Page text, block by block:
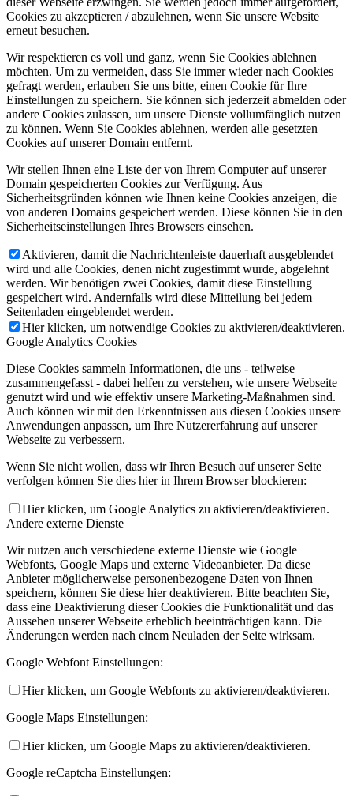
Cookies zu akzeptieren / abzulehnen, wenn Sie unsere Website
erneut besuchen.
Wir respektieren es voll und ganz, wenn Sie Cookies ablehnen
möchten. Um zu vermeiden, dass Sie immer wieder nach Cookies
gefragt werden, erlauben Sie uns bitte, einen Cookie für Ihre
Einstellungen zu speichern. Sie können sich jederzeit abmelden oder
andere Cookies zulassen, um unsere Dienste vollumfänglich nutzen
zu können. Wenn Sie Cookies ablehnen, werden alle gesetzten
Cookies auf unserer Domain entfernt.
Wir stellen Ihnen eine Liste der von Ihrem Computer auf unserer
Domain gespeicherten Cookies zur Verfügung. Aus
Sicherheitsgründen können wie Ihnen keine Cookies anzeigen, die
von anderen Domains gespeichert werden. Diese können Sie in den
Sicherheitseinstellungen Ihres Browsers einsehen.
Aktivieren, damit die Nachrichtenleiste dauerhaft ausgeblendet
wird und alle Cookies, denen nicht zugestimmt wurde, abgelehnt
werden. Wir benötigen zwei Cookies, damit diese Einstellung
gespeichert wird. Andernfalls wird diese Mitteilung bei jedem
Seitenladen eingeblendet werden.
Hier klicken, um notwendige Cookies zu aktivieren/deaktivieren.
Google Analytics Cookies
Diese Cookies sammeln Informationen, die uns - teilweise
zusammengefasst - dabei helfen zu verstehen, wie unsere Webseite
genutzt wird und wie effektiv unsere Marketing-Maßnahmen sind.
Auch können wir mit den Erkenntnissen aus diesen Cookies unsere
Anwendungen anpassen, um Ihre Nutzererfahrung auf unserer
Webseite zu verbessern.
Wenn Sie nicht wollen, dass wir Ihren Besuch auf unserer Seite
verfolgen können Sie dies hier in Ihrem Browser blockieren:
Hier klicken, um Google Analytics zu aktivieren/deaktivieren.
Andere externe Dienste
Wir nutzen auch verschiedene externe Dienste wie Google
Webfonts, Google Maps und externe Videoanbieter. Da diese
Anbieter möglicherweise personenbezogene Daten von Ihnen
speichern, können Sie diese hier deaktivieren. Bitte beachten Sie,
dass eine Deaktivierung dieser Cookies die Funktionalität und das
Aussehen unserer Webseite erheblich beeinträchtigen kann. Die
Änderungen werden nach einem Neuladen der Seite wirksam.
Google Webfont Einstellungen:
Hier klicken, um Google Webfonts zu aktivieren/deaktivieren.
Google Maps Einstellungen:
Hier klicken, um Google Maps zu aktivieren/deaktivieren.
Google reCaptcha Einstellungen: